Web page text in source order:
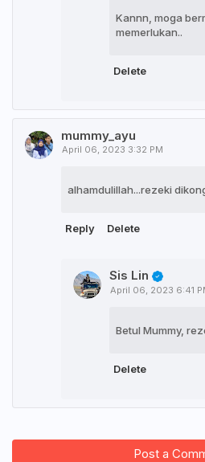
Kannn, moga
memerlukan..
Delete
mummy_ayu
April 06, 2023 3:32 PM
alhamdulillah...rezeki
Reply Delete
Sis Lin
April 06, 2023 6:41
Betul Mummy,
Delete
Post a